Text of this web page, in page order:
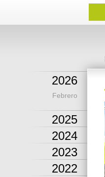
2026
Febrero
2025
2024
2023
2022